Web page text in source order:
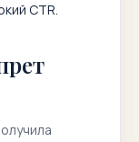
CTR.